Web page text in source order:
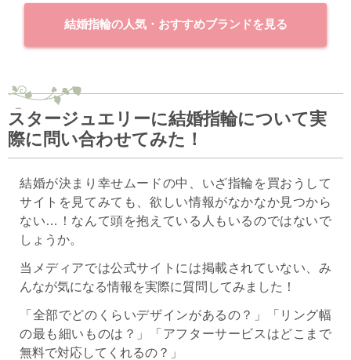
結婚指輪の人気・おすすめブランドを見る
スタージュエリーに結婚指輪について実
際に問い合わせてみた！
結婚が決まり幸せムードの中、いざ指輪を買おうして
サイトを見てみても、欲しい情報がなかなか見つから
ない…！なんて頭を抱えている人もいるのではないで
しょうか。
当メディアでは公式サイトには掲載されていない、み
んなが気になる情報を実際に質問してみました！
「全部でどのくらいデザインがあるの？」「リング幅
の最も細いものは？」「アフターサービスはどこまで
無料で対応してくれるの？」